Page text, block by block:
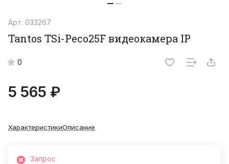
Арт. 033267
Tantos TSi-Peco25F видеокамера IP
0
5 565 ₽
ХарактеристикиОписание
Запрос